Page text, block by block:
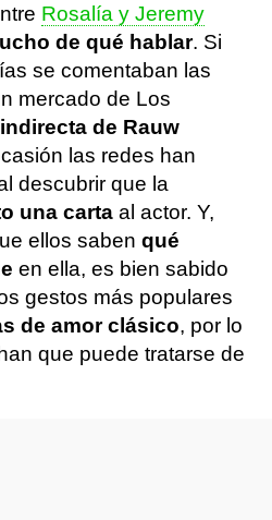
Rosalía y Jeremy
de qué hablar. Si
se comentaban las
mercado de Los
indirecta de Rauw
las redes han
descubrir que la
una carta al actor. Y,
ellos saben qué
en ella, es bien sabido
gestos más populares
de amor clásico, por lo
que puede tratarse de